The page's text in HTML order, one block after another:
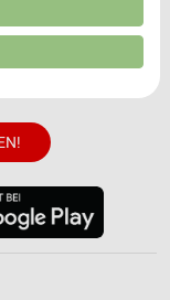
Prospekten
Daten zur Auswahl
und in die